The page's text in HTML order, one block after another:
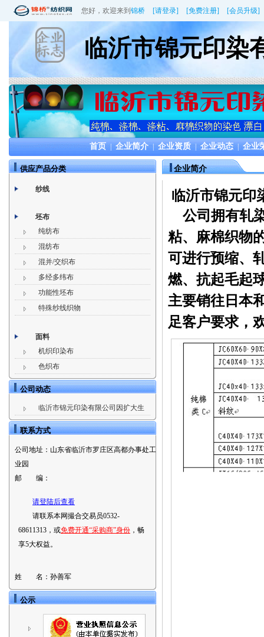
您好，欢迎来到 锦桥 [请登录] [免费注册] [会员升级]
临沂市锦元印染
首页 | 企业简介 | 企业资质 | 企业动态 | 企业
供应产品分类
纱线
坯布
纯纺布
混纺布
混并/交织布
多经多纬布
功能性坯布
特殊纱线织物
面料
机织印染布
色织布
公司动态
临沂市锦元印染有限公司因扩大生
联系方式
公司地址： 山东省临沂市罗庄区高都办事处工
业园
邮 编：
请登陆后查看
请联系本网撮合交易员0532-
68611313，或免费开通“采购商”身份 ，畅
享5大权益。
姓 名： 孙善军
公示
企业简介
临沂市锦元印
公司拥有轧
粘、麻棉织物
可进行预缩、
燃、抗起毛起
主要销往日本
足客户要求，